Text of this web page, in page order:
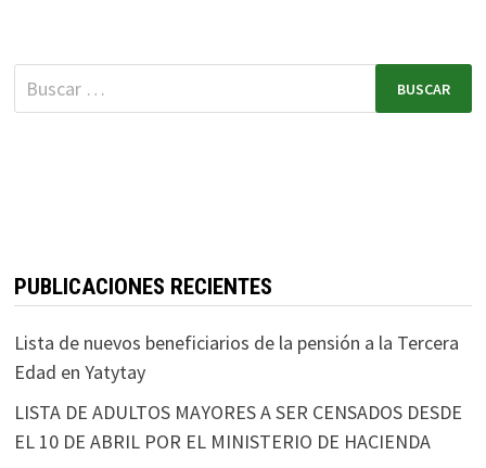
PUBLICACIONES RECIENTES
Lista de nuevos beneficiarios de la pensión a la Tercera
Edad en Yatytay
LISTA DE ADULTOS MAYORES A SER CENSADOS DESDE
EL 10 DE ABRIL POR EL MINISTERIO DE HACIENDA